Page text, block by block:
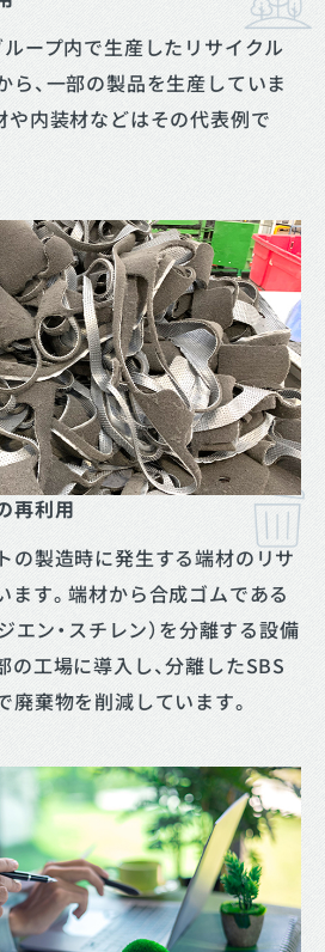
ループ内で生産したリサイクル
、一部の製品を生産していま
や内装材などはその代表例で
再利用
の製造時に発生する端材のリサ
ます。端材から合成ゴムである
エン・スチレン）を分離する設備
の工場に導入し、分離したSBS
棄物を削減しています。